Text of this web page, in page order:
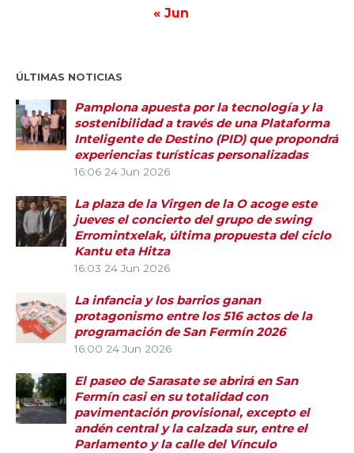
« Jun
ÚLTIMAS NOTICIAS
Pamplona apuesta por la tecnología y la
sostenibilidad a través de una Plataforma
Inteligente de Destino (PID) que propondrá
experiencias turísticas personalizadas
16:06 24 Jun 2026
La plaza de la Virgen de la O acoge este
jueves el concierto del grupo de swing
Erromintxelak, última propuesta del ciclo
Kantu eta Hitza
16:03 24 Jun 2026
La infancia y los barrios ganan
protagonismo entre los 516 actos de la
programación de San Fermín 2026
16:00 24 Jun 2026
El paseo de Sarasate se abrirá en San
Fermín casi en su totalidad con
pavimentación provisional, excepto el
andén central y la calzada sur, entre el
Parlamento y la calle del Vínculo